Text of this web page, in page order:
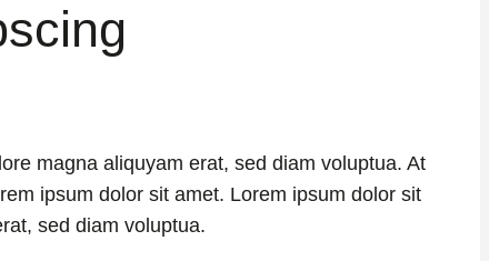
magna aliquyam erat, sed diam voluptua. At
ipsum dolor sit amet. Lorem ipsum dolor sit
sed diam voluptua.